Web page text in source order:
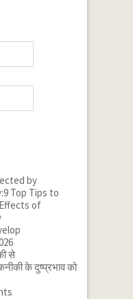
by
Top Tips to
of
से
के दुष्प्रभाव को